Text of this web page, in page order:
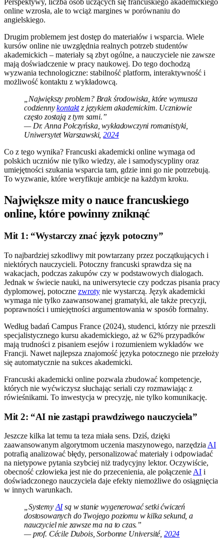
Perspektywy, liczba osób uczących się francuskiego akademickiego
online wzrosła, ale to wciąż margines w porównaniu do
angielskiego.
Drugim problemem jest dostęp do materiałów i wsparcia. Wiele
kursów online nie uwzględnia realnych potrzeb studentów
akademickich – materiały są zbyt ogólne, a nauczyciele nie zawsze
mają doświadczenie w pracy naukowej. Do tego dochodzą
wyzwania technologiczne: stabilność platform, interaktywność i
możliwość kontaktu z wykładowcą.
„Największy problem? Brak środowiska, które wymusza
codziennykontaktz językiem akademickim. Uczniowie
często zostają z tym sami.”
— Dr. Anna Połczyńska, wykładowczyni romanistyki,
Uniwersytet Warszawski,2024
Co z tego wynika? Francuski akademicki online wymaga od
polskich uczniów nie tylko wiedzy, ale i samodyscypliny oraz
umiejętności szukania wsparcia tam, gdzie inni go nie potrzebują.
To wyzwanie, które weryfikuje ambicje na każdym kroku.
Największe mity o nauce francuskiego
online, które powinny zniknąć
Mit 1: “Wystarczy znać język potoczny”
To najbardziej szkodliwy mit powtarzany przez początkujących i
niektórych nauczycieli. Potoczny francuski sprawdza się na
wakacjach, podczas zakupów czy w podstawowych dialogach.
Jednak w świecie nauki, na uniwersytecie czy podczas pisania pracy
dyplomowej, potoczne zwroty nie wystarczą. Język akademicki
wymaga nie tylko zaawansowanej gramatyki, ale także precyzji,
poprawności i umiejętności argumentowania w sposób formalny.
Według badań Campus France (2024), studenci, którzy nie przeszli
specjalistycznego kursu akademickiego, aż w 62% przypadków
mają trudności z pisaniem esejów i rozumieniem wykładów we
Francji. Nawet najlepsza znajomość języka potocznego nie przełoży
się automatycznie na sukces akademicki.
Francuski akademicki online pozwala zbudować kompetencje,
których nie wyćwiczysz słuchając seriali czy rozmawiając z
rówieśnikami. To inwestycja w precyzję, nie tylko komunikację.
Mit 2: “AI nie zastąpi prawdziwego nauczyciela”
Jeszcze kilka lat temu ta teza miała sens. Dziś, dzięki
zaawansowanym algorytmom uczenia maszynowego, narzędzia AI
potrafią analizować błędy, personalizować materiały i odpowiadać
na nietypowe pytania szybciej niż tradycyjny lektor. Oczywiście,
obecność człowieka jest nie do przecenienia, ale połączenie AI i
doświadczonego nauczyciela daje efekty niemożliwe do osiągnięcia
w innych warunkach.
„Systemy AIsą w stanie wygenerować setki ćwiczeń
dostosowanych do Twojego poziomu w kilka sekund, a
nauczyciel nie zawsze ma na to czas.”
— prof. Cécile Dubois, Sorbonne Université, 2024